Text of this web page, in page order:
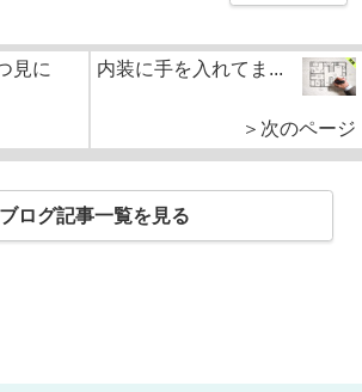
見に
内装に手を入れてま...
＞次のページ
ブログ記事一覧を見る